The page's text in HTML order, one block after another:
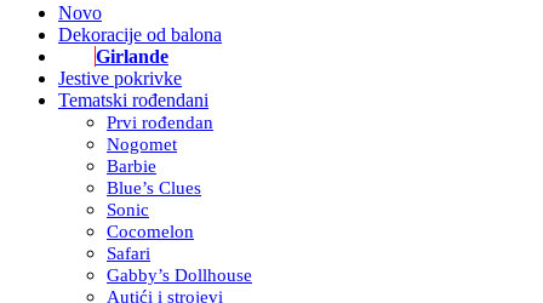
Novo
Dekoracije od balona
Girlande
Jestive pokrivke
Tematski rođendani
Prvi rođendan
Nogomet
Barbie
Blue’s Clues
Sonic
Cocomelon
Safari
Gabby’s Dollhouse
Autići i strojevi